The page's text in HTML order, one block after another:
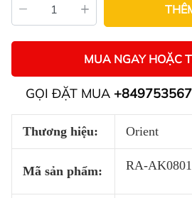
MUA NGAY HOẶC
GỌI ĐẶT MUA
Thương hiệu: Orient
Mã sản phẩm: RA-